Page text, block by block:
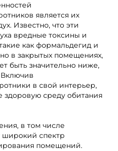
является их
Известно, что эти
вредные токсины и
как формальдегид и
в закрытых помещениях,
быть значительно ниже,
Включив
в свой интерьер,
здоровую среду обитания
в том числе
широкий спектр
помещений.